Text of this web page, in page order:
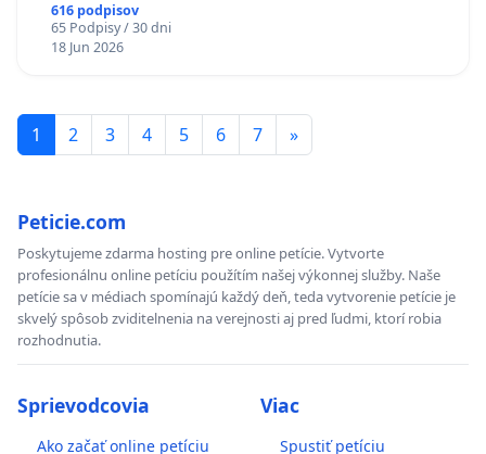
616 podpisov
65 Podpisy / 30 dni
18 Jun 2026
1 2 3 4 5 6 7 »
Peticie.com
Poskytujeme zdarma hosting pre online petície. Vytvorte
profesionálnu online petíciu použítím našej výkonnej služby. Naše
petície sa v médiach spomínajú každý deň, teda vytvorenie petície je
skvelý spôsob zviditelnenia na verejnosti aj pred ľudmi, ktorí robia
rozhodnutia.
Sprievodcovia
Ako začať online petíciu
Viac
Spustiť petíciu